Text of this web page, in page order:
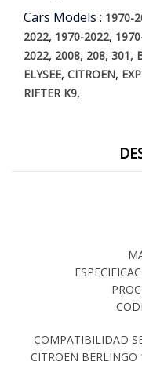
Cars Models : 1970-
2022, 1970-2022,
2022, 2008, 208, 301,
ELYSEE, CITROEN,
RIFTER K9,
COMPATIBILIDAD
CITROEN